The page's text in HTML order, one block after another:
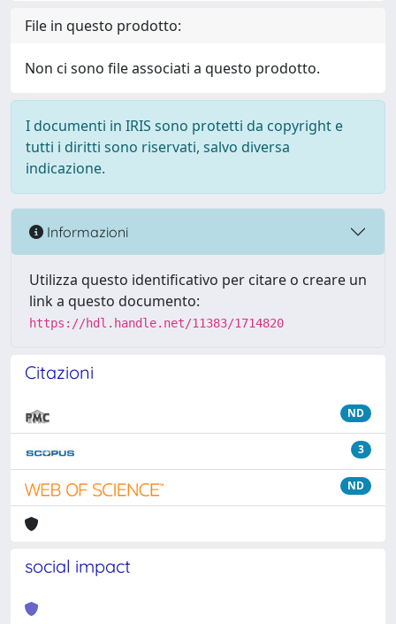
File in questo prodotto:
Non ci sono file associati a questo prodotto.
I documenti in IRIS sono protetti da copyright e
tutti i diritti sono riservati, salvo diversa
indicazione.
Informazioni
Utilizza questo identificativo per citare o creare un
link a questo documento:
https://hdl.handle.net/11383/1714820
Citazioni
ND
3
ND
social impact